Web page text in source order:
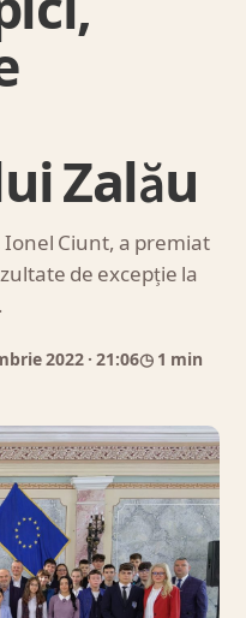
Zalău
Ciunt, a premiat
de excepție la
2022· 21:06◷ 1 min